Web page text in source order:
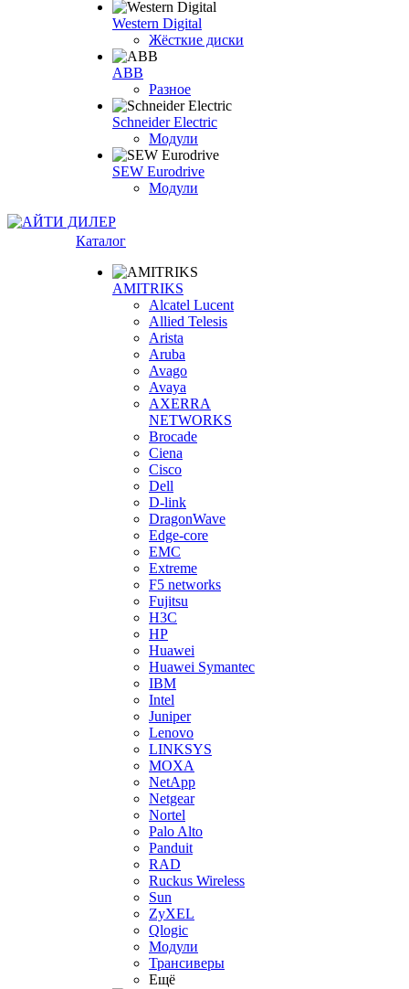
Western Digital
Жёсткие диски
ABB
Разное
Schneider Electric
Модули
SEW Eurodrive
Модули
Каталог
AMITRIKS
Alcatel Lucent
Allied Telesis
Arista
Aruba
Avago
Avaya
AXERRA
NETWORKS
Brocade
Ciena
Cisco
Dell
D-link
DragonWave
Edge-core
EMC
Extreme
F5 networks
Fujitsu
H3С
HP
Huawei
Huawei Symantec
IBM
Intel
Juniper
Lenovo
LINKSYS
MOXA
NetApp
Netgear
Nortel
Palo Alto
Panduit
RAD
Ruckus Wireless
Sun
ZyXEL
Qlogic
Модули
Трансиверы
Ещё